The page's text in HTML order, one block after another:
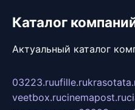
Каталог
Актуальный каталог
03223.ruufille.ru
veetbox.rucinemapost.ru